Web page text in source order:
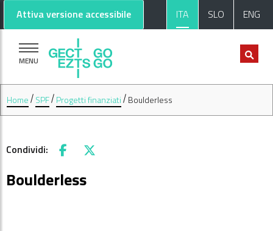
Attiva versione accessibile ITA SLO ENG
MENU
Home SPF Progetti finanziati Boulderless
Condividi: Facebook
X
Boulderless